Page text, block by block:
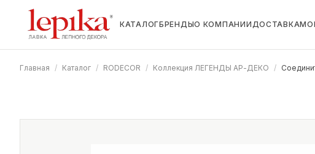
КАТАЛОГБРЕНДЫО КОМПАНИИДОСТАВКА
Главная / Каталог / RODECOR / Коллекция ЛЕГЕНДЫ АР-ДЕКО /